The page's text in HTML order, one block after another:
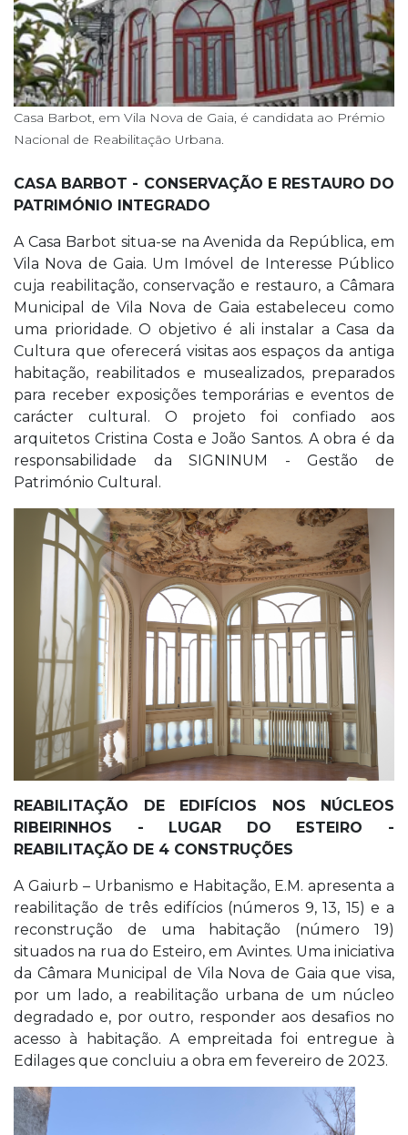
Casa Barbot, em Vila Nova de Gaia, é candidata ao Prémio
Nacional de Reabilitação Urbana.
CASA BARBOT - CONSERVAÇÃO E RESTAURO DO
PATRIMÓNIO INTEGRADO
A Casa Barbot situa-se na Avenida da República, em
Vila Nova de Gaia. Um Imóvel de Interesse Público
cuja reabilitação, conservação e restauro, a Câmara
Municipal de Vila Nova de Gaia estabeleceu como
uma prioridade. O objetivo é ali instalar a Casa da
Cultura que oferecerá visitas aos espaços da antiga
habitação, reabilitados e musealizados, preparados
para receber exposições temporárias e eventos de
carácter cultural. O projeto foi confiado aos
arquitetos Cristina Costa e João Santos. A obra é da
responsabilidade da SIGNINUM - Gestão de
Património Cultural.
REABILITAÇÃO DE EDIFÍCIOS NOS NÚCLEOS
RIBEIRINHOS - LUGAR DO ESTEIRO -
REABILITAÇÃO DE 4 CONSTRUÇÕES
A Gaiurb – Urbanismo e Habitação, E.M. apresenta a
reabilitação de três edifícios (números 9, 13, 15) e a
reconstrução de uma habitação (número 19)
situados na rua do Esteiro, em Avintes. Uma iniciativa
da Câmara Municipal de Vila Nova de Gaia que visa,
por um lado, a reabilitação urbana de um núcleo
degradado e, por outro, responder aos desafios no
acesso à habitação. A empreitada foi entregue à
Edilages que concluiu a obra em fevereiro de 2023.